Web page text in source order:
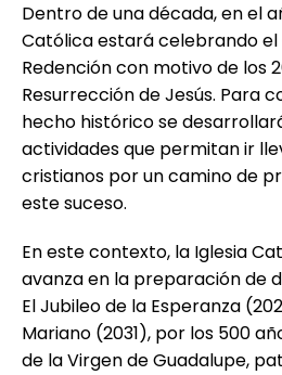
Dentro de una década, en el
Católica estará celebrando el
Redención con motivo de los
Resurrección de Jesús. Para
hecho histórico se
actividades que permitan ir
cristianos por un camino de
este suceso.
En este contexto, la Iglesia
avanza en la preparación de
El Jubileo de la Esperanza
Mariano (2031), por los 500
de la Virgen de Guadalupe,